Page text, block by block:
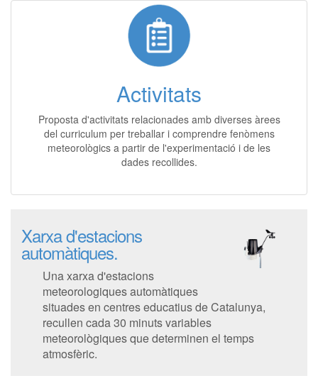
Activitats
Proposta d'activitats relacionades amb diverses àrees
del curriculum per treballar i comprendre fenòmens
meteorològics a partir de l'experimentació i de les
dades recollides.
Xarxa d'estacions
automàtiques.
Una xarxa d'estacions
meteorologiques automàtiques
situades en centres educatius de Catalunya,
recullen cada 30 minuts variables
meteorològiques que determinen el temps
atmosfèric.